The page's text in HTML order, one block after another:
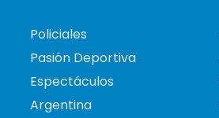
Policiales
Pasión Deportiva
Espectáculos
Argentina